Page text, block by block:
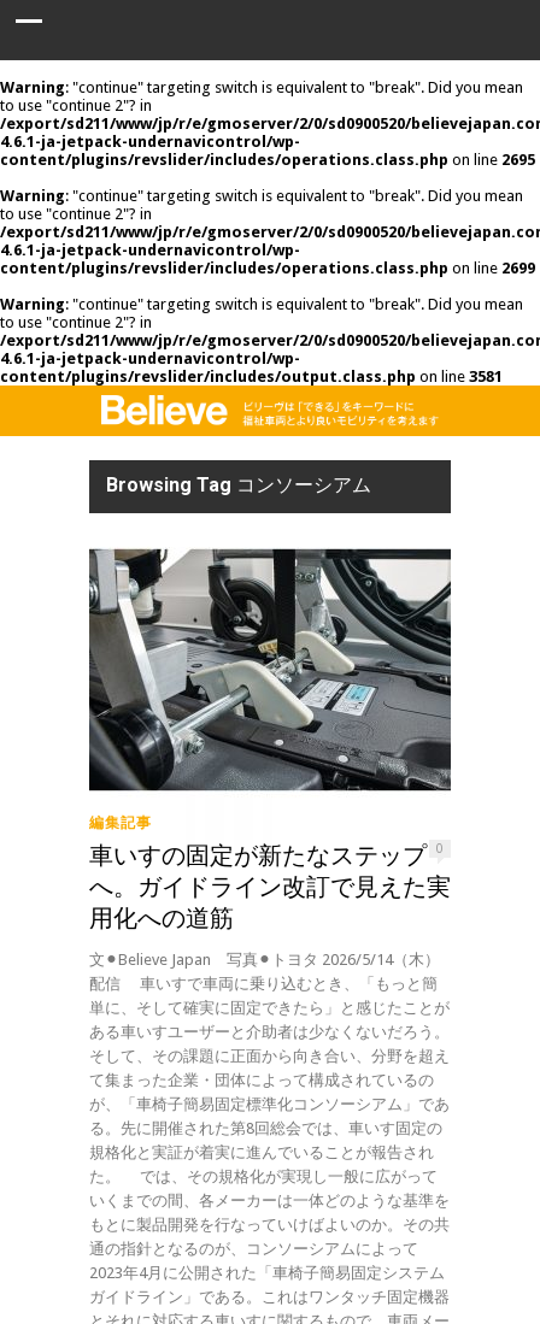
Warning: "continue" targeting switch is equivalent to "break". Did you mean
to use "continue 2"? in
/export/sd211/www/jp/r/e/gmoserver/2/0/sd0900520/
4.6.1-ja-jetpack-undernavicontrol/wp-
content/plugins/revslider/includes/operations.class.php on line 2695
Warning: "continue" targeting switch is equivalent to "break". Did you mean
to use "continue 2"? in
/export/sd211/www/jp/r/e/gmoserver/2/0/sd0900520/
4.6.1-ja-jetpack-undernavicontrol/wp-
content/plugins/revslider/includes/operations.class.php on line 2699
Warning: "continue" targeting switch is equivalent to "break". Did you mean
to use "continue 2"? in
/export/sd211/www/jp/r/e/gmoserver/2/0/sd0900520/
4.6.1-ja-jetpack-undernavicontrol/wp-
content/plugins/revslider/includes/output.class.php on line 3581
Browsing Tag コンソーシアム
編集記事
0
車いすの固定が新たなステップ
へ。ガイドライン改訂で見えた実
用化への道筋
文⚫︎Believe Japan 写真⚫︎トヨタ 2026/5/14（木）
配信 車いすで車両に乗り込むとき、「もっと簡
単に、そして確実に固定できたら」と感じたことが
ある車いすユーザーと介助者は少なくないだろう。
そして、その課題に正面から向き合い、分野を超え
て集まった企業・団体によって構成されているの
が、「車椅子簡易固定標準化コンソーシアム」であ
る。先に開催された第8回総会では、車いす固定の
規格化と実証が着実に進んでいることが報告され
た。 では、その規格化が実現し一般に広がって
いくまでの間、各メーカーは一体どのような基準を
もとに製品開発を行なっていけばよいのか。その共
通の指針となるのが、コンソーシアムによって
2023年4月に公開された「車椅子簡易固定システム
ガイドライン」である。これはワンタッチ固定機器